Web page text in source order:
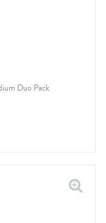
Duo Pack